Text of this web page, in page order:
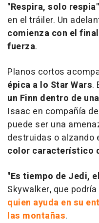
"Respira, solo respia"
en el tráiler. Un
comienza con el
fuerza.
Planos cortos
épica a lo Star Wars.
un Finn dentro de
Isaac en compañía
puede ser una
destruidas o alzando
color característico
"Es tiempo de Jedi,
Skywalker, que
quien ayuda en su
las montañas.